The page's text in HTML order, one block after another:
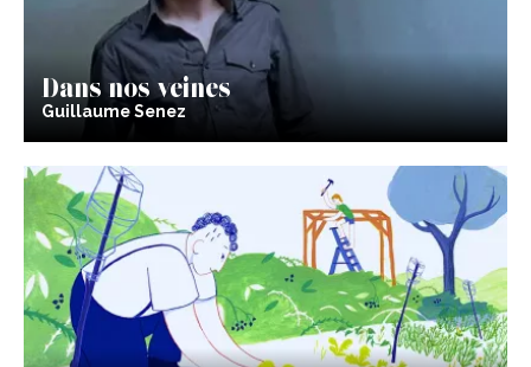
Dans nos veines
Guillaume Senez